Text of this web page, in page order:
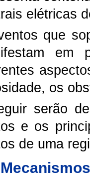
elétricas
que
em
os
serão
e os
de uma